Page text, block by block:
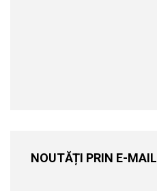
NOUTĂȚI PRIN E-MAIL